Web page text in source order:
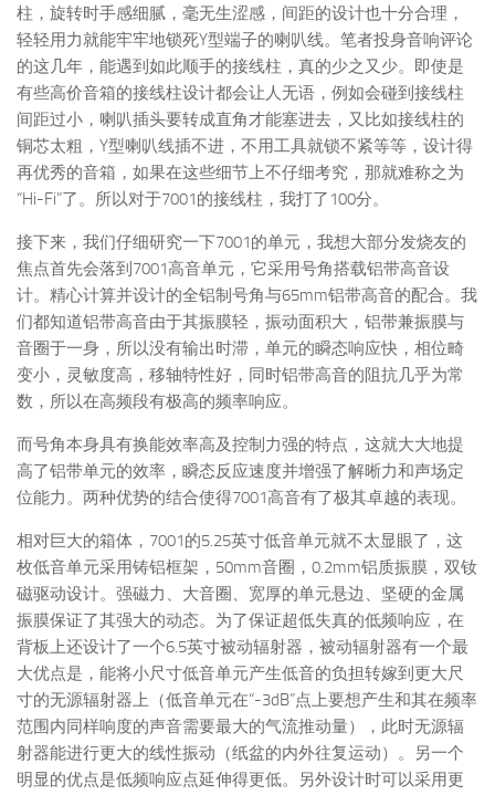
柱，旋转时手感细腻，毫无生涩感，间距的设计也十分合理，
轻轻用力就能牢牢地锁死Y型端子的喇叭线。笔者投身音响评论
的这几年，能遇到如此顺手的接线柱，真的少之又少。即使是
有些高价音箱的接线柱设计都会让人无语，例如会碰到接线柱
间距过小，喇叭插头要转成直角才能塞进去，又比如接线柱的
铜芯太粗，Y型喇叭线插不进，不用工具就锁不紧等等，设计得
再优秀的音箱，如果在这些细节上不仔细考究，那就难称之为
“Hi-Fi”了。所以对于7001的接线柱，我打了100分。
接下来，我们仔细研究一下7001的单元，我想大部分发烧友的
焦点首先会落到7001高音单元，它采用号角搭载铝带高音设
计。精心计算并设计的全铝制号角与65mm铝带高音的配合。我
们都知道铝带高音由于其振膜轻，振动面积大，铝带兼振膜与
音圈于一身，所以没有输出时滞，单元的瞬态响应快，相位畸
变小，灵敏度高，移轴特性好，同时铝带高音的阻抗几乎为常
数，所以在高频段有极高的频率响应。
而号角本身具有换能效率高及控制力强的特点，这就大大地提
高了铝带单元的效率，瞬态反应速度并增强了解晰力和声场定
位能力。两种优势的结合使得7001高音有了极其卓越的表现。
相对巨大的箱体，7001的5.25英寸低音单元就不太显眼了，这
枚低音单元采用铸铝框架，50mm音圈，0.2mm铝质振膜，双钕
磁驱动设计。强磁力、大音圈、宽厚的单元悬边、坚硬的金属
振膜保证了其强大的动态。为了保证超低失真的低频响应，在
背板上还设计了一个6.5英寸被动辐射器，被动辐射器有一个最
大优点是，能将小尺寸低音单元产生低音的负担转嫁到更大尺
寸的无源辐射器上（低音单元在“-3dB”点上要想产生和其在频率
范围内同样响度的声音需要最大的气流推动量），此时无源辐
射器能进行更大的线性振动（纸盆的内外往复运动）。另一个
明显的优点是低频响应点延伸得更低。另外设计时可以采用更